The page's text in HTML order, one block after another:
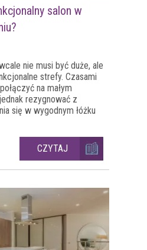
salon w
nie musi być duże, ale
strefy. Czasami
na małym
rezygnować z
się w wygodnym łóżku
CZYTAJ